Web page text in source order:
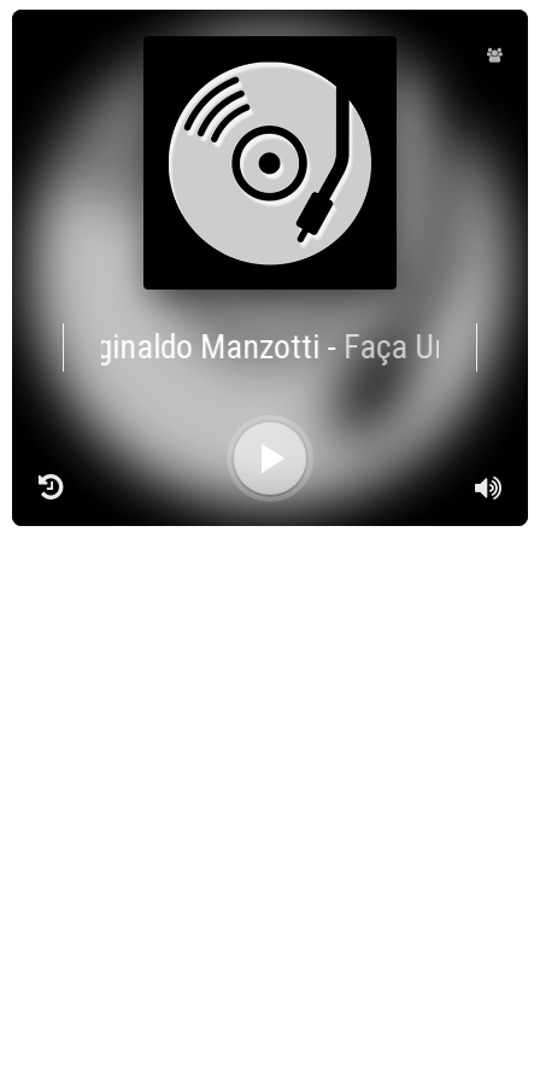
Reginaldo Manzotti-Faça Um